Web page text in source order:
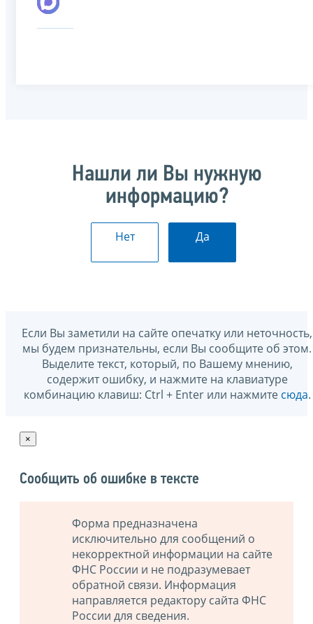
Нашли ли Вы нужную
информацию?
Нет Да
Если Вы заметили на сайте опечатку или неточность,
мы будем признательны, если Вы сообщите об этом.
Выделите текст, который, по Вашему мнению,
содержит ошибку, и нажмите на клавиатуре
комбинацию клавиш: Ctrl + Enter или нажмите сюда.
×
Сообщить об ошибке в тексте
Форма предназначена
исключительно для сообщений о
некорректной информации на сайте
ФНС России и не подразумевает
обратной связи. Информация
направляется редактору сайта ФНС
России для сведения.